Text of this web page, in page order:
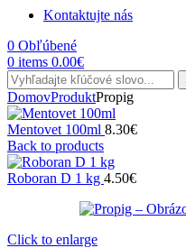
Kontaktujte nás
0 Obľúbené
0 items 0.00€
DomovProduktPropig
Mentovet 100ml 8.30€
Back to products
Roboran D 1 kg 4.50€
Click to enlarge